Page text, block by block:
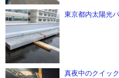
東京都内太陽光
真夜中のクイッ